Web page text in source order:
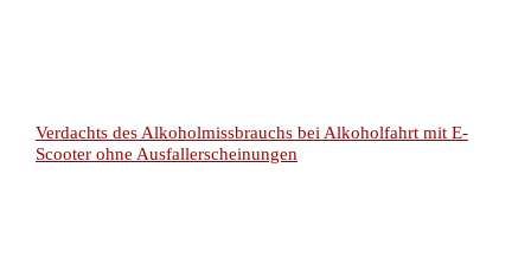
Verdachts des Alkoholmissbrauchs bei Alkoholfahrt mit E-
Scooter ohne Ausfallerscheinungen